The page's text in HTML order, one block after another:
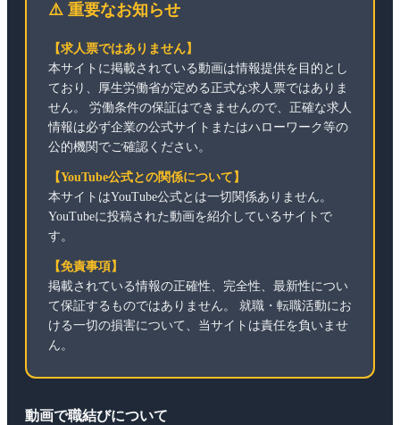
⚠️ 重要なお知らせ
【求人票ではありません】
本サイトに掲載されている動画は情報提供を目的とし
ており、厚生労働省が定める正式な求人票ではありま
せん。 労働条件の保証はできませんので、正確な求人
情報は必ず企業の公式サイトまたはハローワーク等の
公的機関でご確認ください。
【YouTube公式との関係について】
本サイトはYouTube公式とは一切関係ありません。
YouTubeに投稿された動画を紹介しているサイトで
す。
【免責事項】
掲載されている情報の正確性、完全性、最新性につい
て保証するものではありません。 就職・転職活動にお
ける一切の損害について、当サイトは責任を負いませ
ん。
動画で職結びについて